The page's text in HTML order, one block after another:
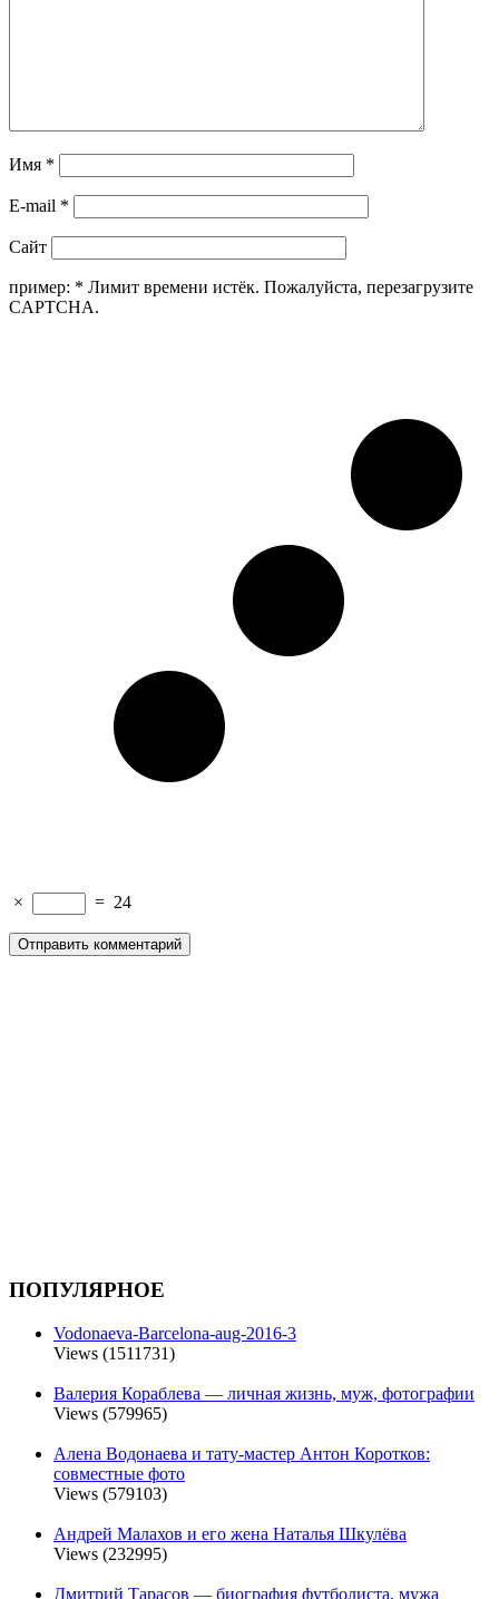
Имя *
E-mail *
Сайт
пример: * Лимит времени истёк. Пожалуйста, перезагрузите
CAPTCHA.
× = 24
ПОПУЛЯРНОЕ
Vodonaeva-Barcelona-aug-2016-3
Views (1511731)
Валерия Кораблева — личная жизнь, муж, фотографии
Views (579965)
Алена Водонаева и тату-мастер Антон Коротков:
совместные фото
Views (579103)
Андрей Малахов и его жена Наталья Шкулёва
Views (232995)
Дмитрий Тарасов — биография футболиста, мужа